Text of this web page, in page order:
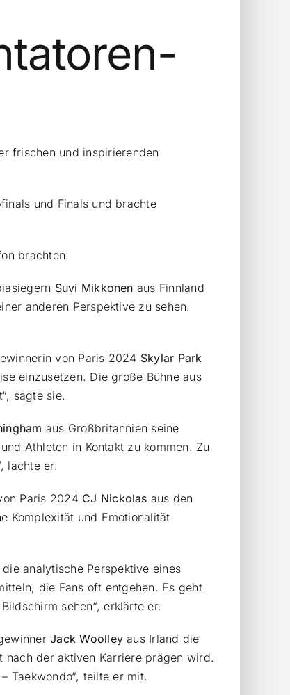
frischen und inspirierenden
und Finals und brachte
brachten:
Suvi Mikkonen aus Finnland
anderen Perspektive zu sehen.
von Paris 2024 Skylar Park
einzusetzen. Die große Bühne aus
sagte sie.
aus Großbritannien seine
Athleten in Kontakt zu kommen. Zu
lachte er.
Paris 2024 CJ Nickolas aus den
Komplexität und Emotionalität
die analytische Perspektive eines
die Fans oft entgehen. Es geht
sehen“, erklärte er.
Jack Woolley aus Irland die
nach der aktiven Karriere prägen wird.
Taekwondo“, teilte er mit.